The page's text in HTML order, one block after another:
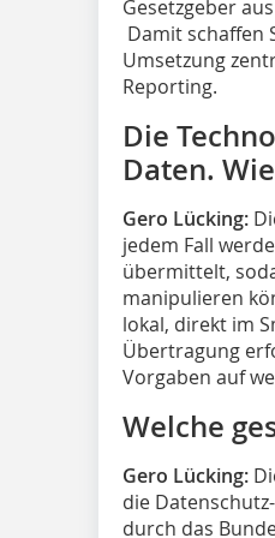
Gesetzgeber
Damit schaffen
Umsetzung
Reporting.
Die
Daten.
Gero Lücking:
jedem Fall
übermittelt,
manipulieren
lokal, direkt im
Übertragung
Vorgaben auf
Welche
Gero Lücking:
die
durch das